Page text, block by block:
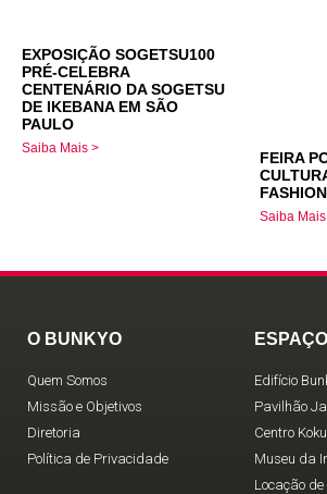
EXPOSIÇÃO SOGETSU100
PRÉ-CELEBRA
CENTENÁRIO DA SOGETSU
DE IKEBANA EM SÃO
PAULO
Saiba Mais >
FEIRA
FASHION
Saiba
O BUNKYO
Quem Somos
Missão e Objetivos
Diretoria
Política de Privacidade
Edifício
Pavilhão
Centro
Museu da
Locação